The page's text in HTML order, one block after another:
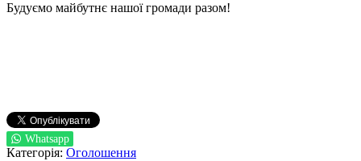
Будуємо майбутнє нашої громади разом!
Whatsapp
Категорія: Оголошення